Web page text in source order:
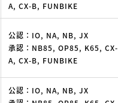
A, CX-B, FUNBIKE
公認：IO, NA, NB, JX
承認：NB85, OP85, K65, CX-
A, CX-B, FUNBIKE
公認：IO, NA, NB, JX